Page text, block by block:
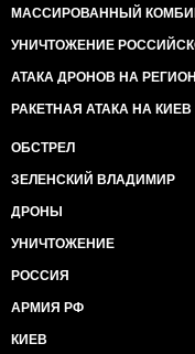
МАССИРОВАННЫЙ
УНИЧТОЖЕНИЕ
АТАКА ДРОНОВ НА
РАКЕТНАЯ АТАКА НА КИЕВ
ОБСТРЕЛ
ЗЕЛЕНСКИЙ ВЛАДИМИР
ДРОНЫ
УНИЧТОЖЕНИЕ
РОССИЯ
АРМИЯ РФ
КИЕВ